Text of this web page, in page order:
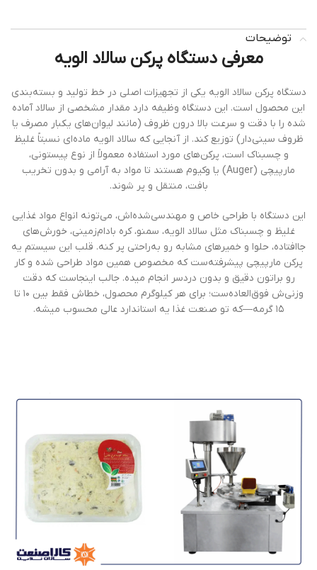
توضیحات
معرفی دستگاه پرکن سالاد الویه
دستگاه پرکن سالاد الویه یکی از تجهیزات اصلی در خط تولید و بسته‌بندی
این محصول است. این دستگاه وظیفه دارد مقدار مشخصی از سالاد آماده
شده را با دقت و سرعت بالا درون ظروف (مانند لیوان‌های یکبار مصرف یا
ظروف سینی‌دار) توزیع کند. از آنجایی که سالاد الویه ماده‌ای نسبتاً غلیظ
و چسبناک است، پرکن‌های مورد استفاده معمولاً از نوع پیستونی،
مارپیچی (Auger) یا وکیوم هستند تا مواد به آرامی و بدون تخریب
بافت، منتقل و پر شوند.
این دستگاه با طراحی خاص و مهندسی‌شده‌اش، می‌تونه انواع مواد غذایی
غلیظ و چسبناک مثل سالاد الویه، سمنو، کره بادام‌زمینی، خورش‌های
جاافتاده، حلوا و خمیرهای مشابه رو به‌راحتی پر کنه. قلب این سیستم یه
پرکن مارپیچی پیشرفته‌ست که مخصوص همین مواد طراحی شده و کار
رو براتون دقیق و بدون دردسر انجام میده. جالب اینجاست که دقت
وزنی‌ش فوق‌العاده‌ست؛ برای هر کیلوگرم محصول، خطاش فقط بین ۱۰ تا
۱۵ گرمه—که تو صنعت غذا یه استاندارد عالی محسوب میشه.